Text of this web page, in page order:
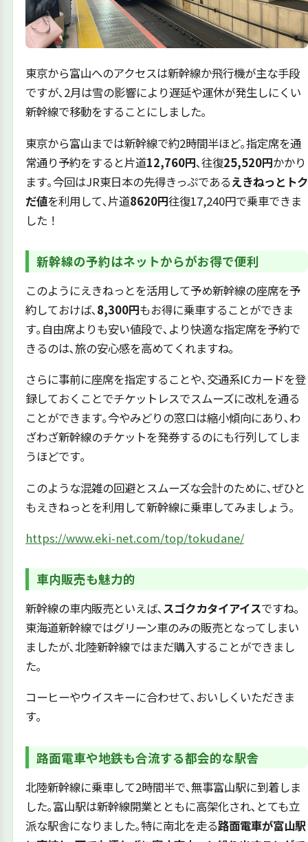
東京から富山へのアクセスは新幹線か飛行機が主な手段
ですが､2月は雪の影響により遅延や運休が発生しにくい
新幹線で移動をすることにしました｡
東京から富山までは新幹線で約2時間半ほど｡指定席を通
常通り予約をすると片道12,760円､往復25,520円かかり
ます｡今回はJR東日本の先得きっぷであるえきねっとトク
だ値を利用して､片道8620円往復17,240円で乗車できま
した！
新幹線の予約はネットからがお得で便利
このようにえきねっとを活用して予め新幹線の座席を予
約しておけば､8,300円もお得に乗車することができま
す｡自由席よりも安い値段で､より快適な指定席を予約で
きるのは､旅の安心感を高めてくれますね｡
さらに事前に座席を指定することや､交通系ICカードを登
録しておくことでチケットレスでスムーズに改札を通る
ことができます｡今やみどりの窓口は縮小傾向にあり､わ
ざわざ新幹線のチケットを発券するのにも行列してしま
うほどです｡
このような混雑の回避とスムーズな会計のために､ぜひと
もえきねっとを利用して新幹線に乗車してみましょう｡
https://www.eki-net.com/top/tokudane/
車内販売も魅力的
新幹線の車内販売といえば､スゴクカタイアイスですね｡
東海道新幹線ではグリーン車のみの販売となってしまい
ましたが､北陸新幹線ではまだ購入することができまし
た｡
コーヒーやウイスキーに合わせて､おいしくいただきま
す｡
路面電車や地鉄も合流する都会的な駅舎
北陸新幹線に乗車して2時間半で､無事富山駅に到着しま
した｡富山駅は新幹線開業とともに高架化され､とても立
派な駅舎になりました｡特に南北を走る路面電車が富山駅